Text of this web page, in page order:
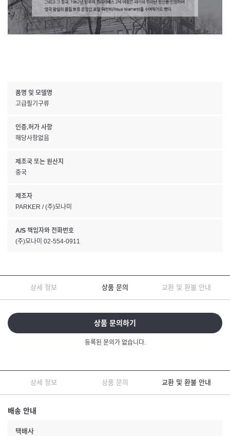
품명 및 모델명
고급필기구류
인증.허가 사항
해당사항없음
제조국 또는 원산지
중국
제조자
PARKER / (주)모나미
A/S 책임자와 전화번호
(주)모나미 02-554-0911
상세 정보 상품 문의 교환 및 환불 안내
상품 문의하기
등록된 문의가 없습니다.
상세 정보 상품 문의 교환 및 환불 안내
배송 안내
택배사